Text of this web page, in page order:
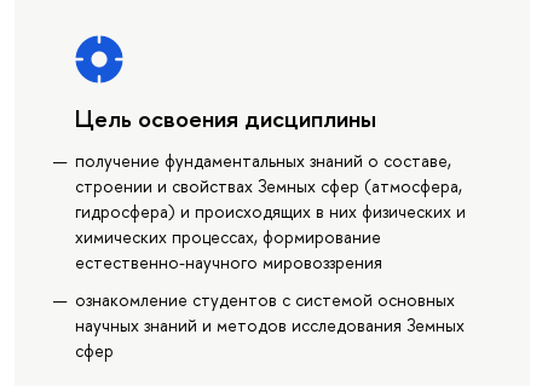
Цель освоения дисциплины
получение фундаментальных знаний о составе,
строении и свойствах Земных сфер (атмосфера,
гидросфера) и происходящих в них физических и
химических процессах, формирование
естественно-научного мировоззрения
ознакомление студентов с системой основных
научных знаний и методов исследования Земных
сфер